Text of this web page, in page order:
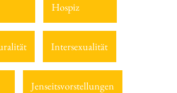
Hospiz
Intersexualität
Jenseitsvorstellungen